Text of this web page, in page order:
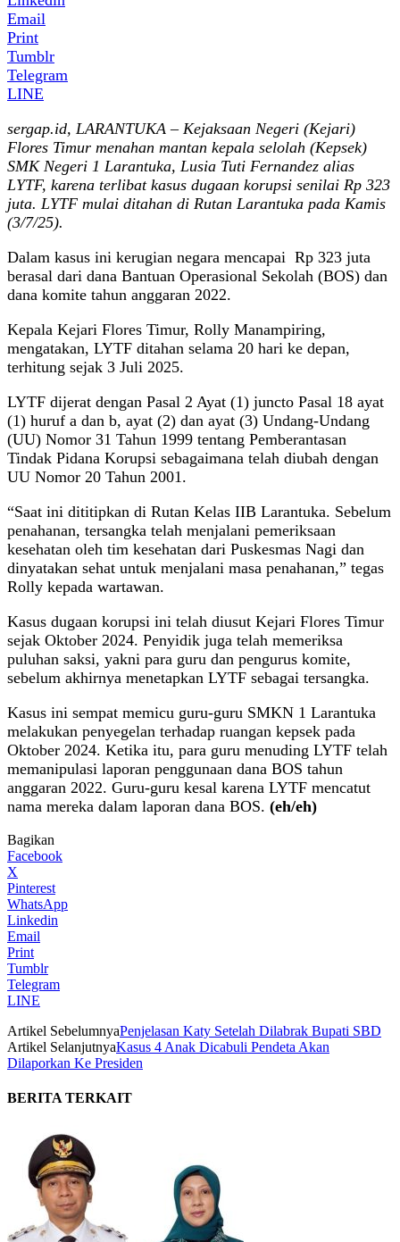
Email
Print
Tumblr
Telegram
LINE
sergap.id, LARANTUKA – Kejaksaan Negeri (Kejari)
Flores Timur menahan mantan kepala selolah (Kepsek)
SMK Negeri 1 Larantuka, Lusia Tuti Fernandez alias
LYTF, karena terlibat kasus dugaan korupsi senilai Rp 323
juta. LYTF mulai ditahan di Rutan Larantuka pada Kamis
(3/7/25).
Dalam kasus ini kerugian negara mencapai Rp 323 juta
berasal dari dana Bantuan Operasional Sekolah (BOS) dan
dana komite tahun anggaran 2022.
Kepala Kejari Flores Timur, Rolly Manampiring,
mengatakan, LYTF ditahan selama 20 hari ke depan,
terhitung sejak 3 Juli 2025.
LYTF dijerat dengan Pasal 2 Ayat (1) juncto Pasal 18 ayat
(1) huruf a dan b, ayat (2) dan ayat (3) Undang-Undang
(UU) Nomor 31 Tahun 1999 tentang Pemberantasan
Tindak Pidana Korupsi sebagaimana telah diubah dengan
UU Nomor 20 Tahun 2001.
“Saat ini dititipkan di Rutan Kelas IIB Larantuka. Sebelum
penahanan, tersangka telah menjalani pemeriksaan
kesehatan oleh tim kesehatan dari Puskesmas Nagi dan
dinyatakan sehat untuk menjalani masa penahanan,” tegas
Rolly kepada wartawan.
Kasus dugaan korupsi ini telah diusut Kejari Flores Timur
sejak Oktober 2024. Penyidik juga telah memeriksa
puluhan saksi, yakni para guru dan pengurus komite,
sebelum akhirnya menetapkan LYTF sebagai tersangka.
Kasus ini sempat memicu guru-guru SMKN 1 Larantuka
melakukan penyegelan terhadap ruangan kepsek pada
Oktober 2024. Ketika itu, para guru menuding LYTF telah
memanipulasi laporan penggunaan dana BOS tahun
anggaran 2022. Guru-guru kesal karena LYTF mencatut
nama mereka dalam laporan dana BOS. (eh/eh)
Bagikan
Facebook
X
Pinterest
WhatsApp
Linkedin
Email
Print
Tumblr
Telegram
LINE
Artikel SebelumnyaPenjelasan Katy Setelah Dilabrak Bupati SBD
Artikel SelanjutnyaKasus 4 Anak Dicabuli Pendeta Akan
Dilaporkan Ke Presiden
BERITA TERKAIT